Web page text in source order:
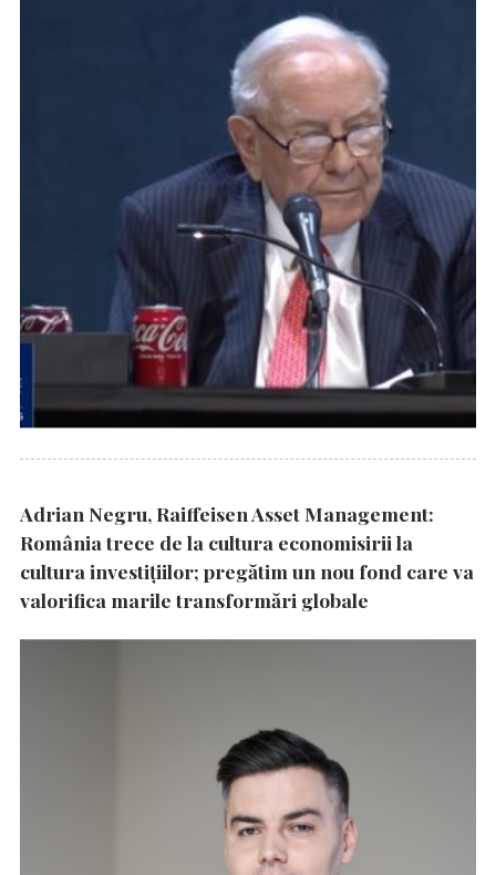
Adrian Negru, Raiffeisen Asset Management:
România trece de la cultura economisirii la
cultura investițiilor; pregătim un nou fond care va
valorifica marile transformări globale